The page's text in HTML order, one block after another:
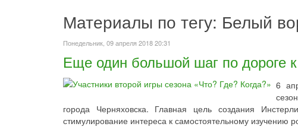
Материалы по тегу: Белый
Понедельник, 09 апреля 2018 20:31
Еще один большой шаг по дороге
6
города Черняховска. Главная цель создания
стимулирование интереса к самостоятельному изучению